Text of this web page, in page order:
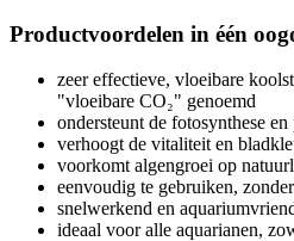
Productvoordelen in één
zeer effectieve, vloeibare
"vloeibare CO₂" genoemd
ondersteunt de fotosynthese
verhoogt de vitaliteit en
voorkomt algengroei op
eenvoudig te gebruiken,
snelwerkend en
ideaal voor alle aquarianen,